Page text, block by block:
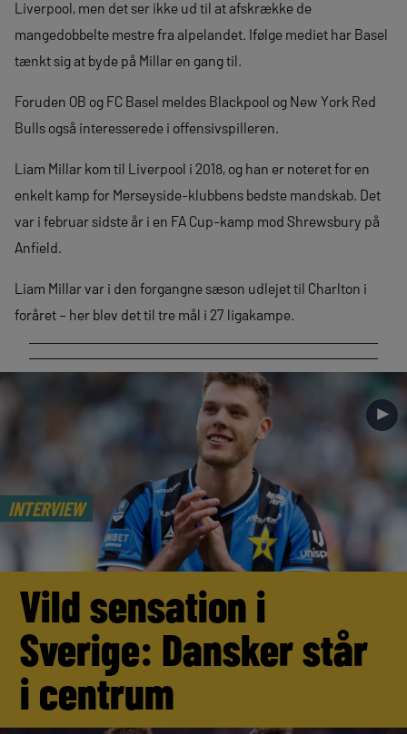
Liverpool, men det ser ikke ud til at afskrække de
mangedobbelte mestre fra alpelandet. Ifølge mediet har Basel
tænkt sig at byde på Millar en gang til.
Foruden OB og FC Basel meldes Blackpool og New York Red
Bulls også interesserede i offensivspilleren.
Liam Millar kom til Liverpool i 2018, og han er noteret for en
enkelt kamp for Merseyside-klubbens bedste mandskab. Det
var i februar sidste år i en FA Cup-kamp mod Shrewsbury på
Anfield.
Liam Millar var i den forgangne sæson udlejet til Charlton i
foråret – her blev det til tre mål i 27 ligakampe.
INTERVIEW
►
Vild sensation i
Sverige: Dansker står
i centrum